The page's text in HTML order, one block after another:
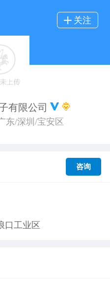
关注
有限公司
东/深圳/宝安区
咨询
口工业区